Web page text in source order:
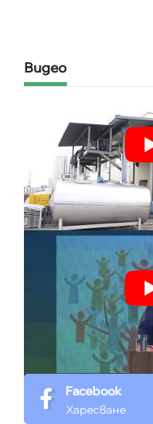
Видео
Facebook
Харесване